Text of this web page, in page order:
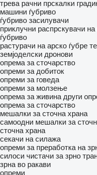
трева рачни прскалки
машини ѓубриво
ѓубриво засилувачи
приклучни распрскувачи на
ѓубриво
растурачи на арско ѓубре
земјоделски дронови
опрема за сточарство
опреми за добиток
опреми за говеда
опреми за молзење
опрема за живина други
опрема за сточарство
мешалки за сточна храна
самоодни мешалки за
сточна храна
секачи на силажа
опреми за преработка на
силоси чистачи за зрно
зрна во ракави
опреми